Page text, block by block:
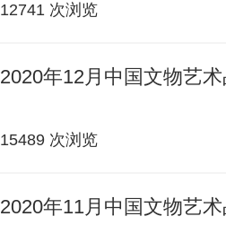
12741 次浏览
2020年12月中国文物艺
15489 次浏览
2020年11月中国文物艺